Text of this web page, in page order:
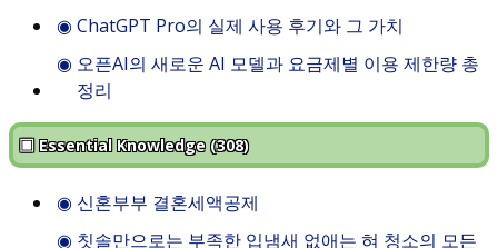
◉ ChatGPT Pro의 실제 사용 후기와 그 가치
◉ 오픈AI의 새로운 AI 모델과 요금제별 이용 제한량 총
정리
▣ Essential Knowledge (308)
◉ 신혼부부 결혼세액공제
◉ 칫솔만으로는 부족한 입냄새 없애는 혀 청소의 모든